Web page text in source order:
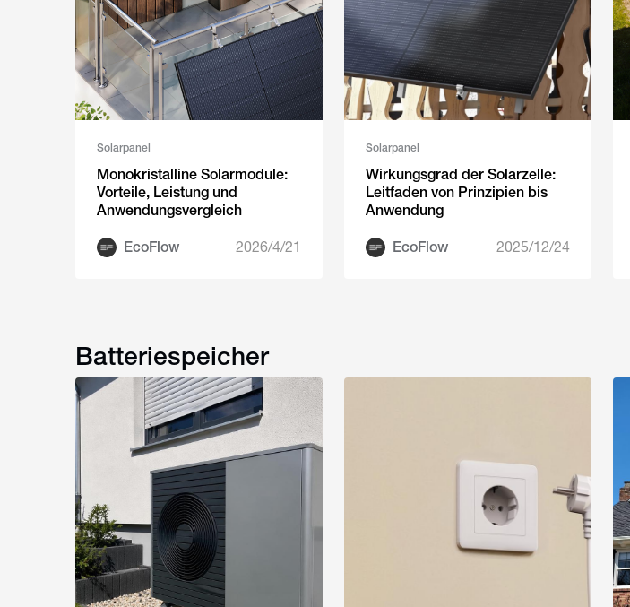
Solarpanel
Monokristalline Solarmodule:
Vorteile, Leistung und
Anwendungsvergleich
EcoFlow 2026/4/21
Solarpanel
Wirkungsgrad der Solarzelle:
Leitfaden von Prinzipien bis
Anwendung
EcoFlow 2025/12/24
Batteriespeicher